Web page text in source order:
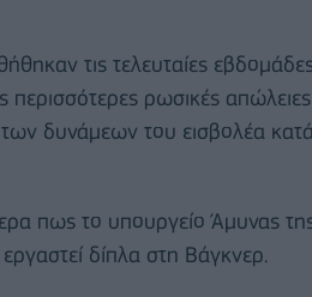
τις τελευταίες
ρωσικές
των δυνάμεων του εισβολέα
πως το υπουργείο Άμυνας
δίπλα στη Βάγκνερ.